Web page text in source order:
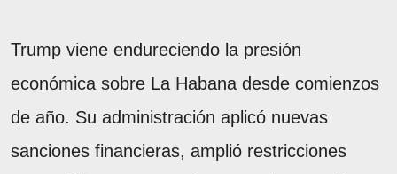
Trump viene endureciendo la presión
económica sobre La Habana desde comienzos
de año. Su administración aplicó nuevas
sanciones financieras, amplió restricciones